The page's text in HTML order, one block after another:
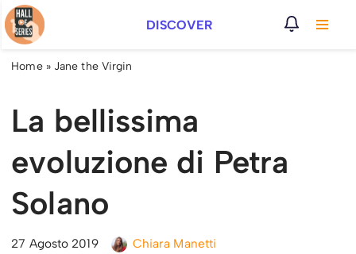
Vai
al
DISCOVER
Home» Jane the Virgin
La bellissima
evoluzione di Petra
Solano
27 Agosto 2019 Chiara Manetti